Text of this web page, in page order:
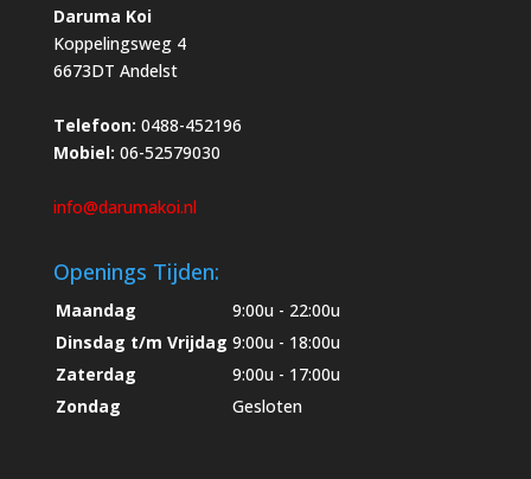
Daruma Koi
Koppelingsweg 4
6673DT Andelst
Telefoon: 0488-452196
Mobiel: 06-52579030
info@darumakoi.nl
Openings Tijden:
Maandag
9:00u - 22:00u
Dinsdag t/m Vrijdag 9:00u - 18:00u
Zaterdag
9:00u - 17:00u
Zondag
Gesloten